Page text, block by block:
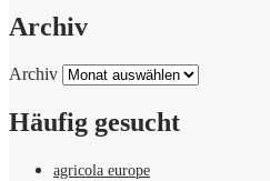
Archiv
Archiv
Häufig gesucht
agricola europe